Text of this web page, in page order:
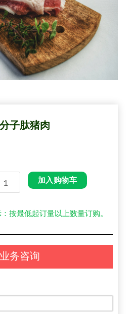
子肽猪肉
加入购物车
按最低起订量以上数量订购。
业务咨询